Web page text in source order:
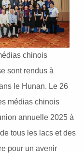
chinois
sont rendus à
le Hunan. Le 26
médias chinois
annuelle 2025 à
tous les lacs et des
pour un avenir